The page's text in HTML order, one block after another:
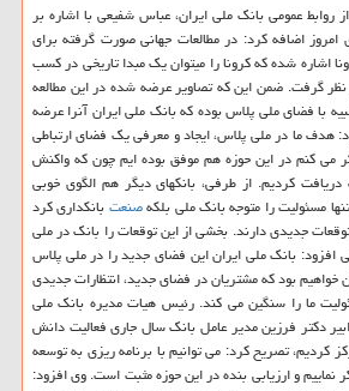
روابط عمومی بانک ملی ایران، عباس شفیعی با اشاره بر
امروز اضافه کرد: در مطالعات جهانی صورت گرفته برای
اشاره شده که کرونا را میتوان یک مبدا تاریخی در کسب
نظر گرفت. ضمن این که تصاویر عرضه شده در این مطالعه
با فضای ملی پلاس بوده که بانک ملی ایران آنرا عرضه
هدف ما در ملی پلاس، ایجاد و معرفی یک فضای ارتباطی
می کنم در این حوزه هم موفق بوده ایم چون که واکنش
کردیم. از طرفی، بانکهای دیگر هم الگوی خوبی
مسئولیت را متوجه بانک ملی بلکهصنعتبانکداری کرد
جدیدی دارند. بخشی از این توقعات را بانک در ملی
بانک ملی ایران این فضای جدید را در ملی پلاس
خواهیم بود که مشتریان در فضای جدید، انتظارات جدیدی
ما را سنگین می کند. رئیس هیات مدیره بانک ملی
دکتر فرزین مدیر عامل بانک سال جاری فعالیت دانش
کردیم، تصریح کرد: می توانیم با برنامه ریزی به توسعه
نماییم و ارزیابی بنده در این حوزه مثبت است. وی افزود: